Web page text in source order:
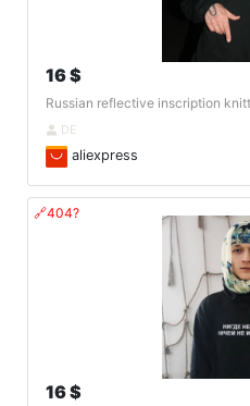
16 $
Russian reflective inscription
DE
aliexpress
🔗404?
16 $